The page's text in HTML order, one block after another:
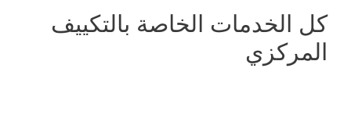
كل الخدمات الخاصة بالتكييف
المركزي